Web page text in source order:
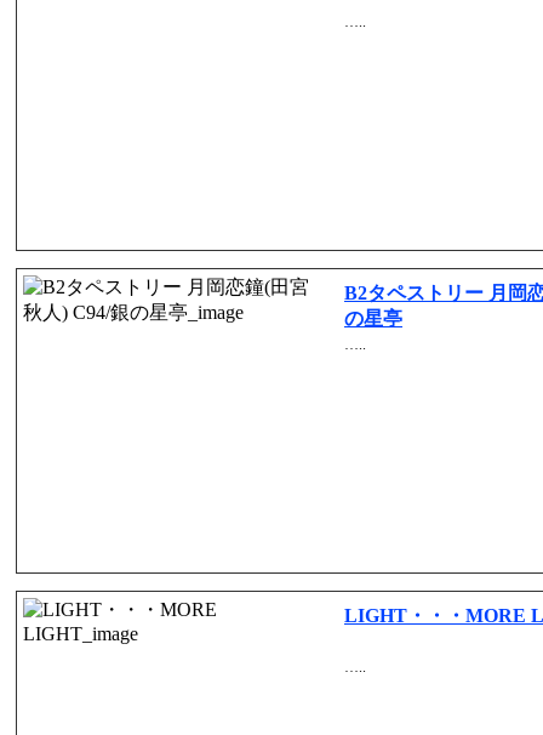
…..
B2タペストリー 月岡
の星亭
…..
LIGHT・・・MORE
…..